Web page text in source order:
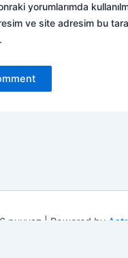
yorumlarımda
ve site adresim bu
nuuvaz | Powered by